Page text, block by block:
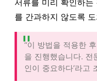
서류를 미리 확인하
를 간과하지 않도록
“이 방법을 적용한
을 진행했습니다. 전
인이 중요하다’라고